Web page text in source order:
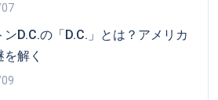
ンD.C.の「D.C.」とは？アメリカ
解く